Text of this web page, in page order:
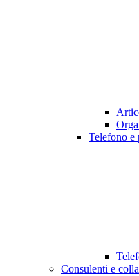
Telefono e
Consulenti e